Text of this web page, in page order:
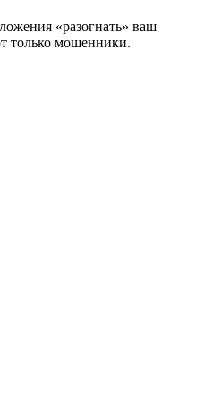
«разогнать» ваш
только мошенники.